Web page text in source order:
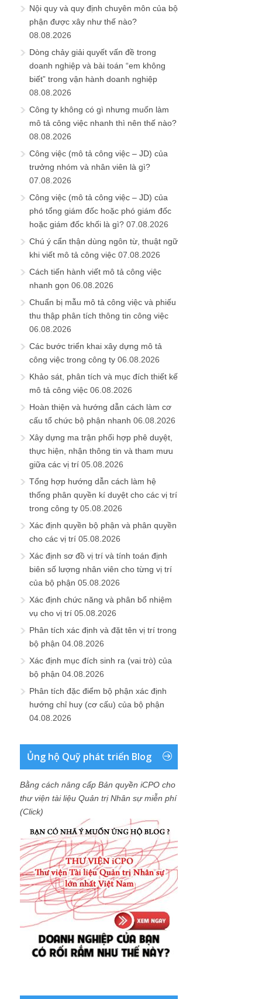
Nội quy và quy định chuyên môn của bộ
phận được xây như thế nào?
08.08.2026
Dòng chảy giải quyết vấn đề trong
doanh nghiệp và bài toán “em không
biết” trong vận hành doanh nghiệp
08.08.2026
Công ty không có gì nhưng muốn làm
mô tả công việc nhanh thì nên thế nào?
08.08.2026
Công việc (mô tả công việc – JD) của
trưởng nhóm và nhân viên là gì?
07.08.2026
Công việc (mô tả công việc – JD) của
phó tổng giám đốc hoặc phó giám đốc
hoặc giám đốc khối là gì? 07.08.2026
Chú ý cẩn thận dùng ngôn từ, thuật ngữ
khi viết mô tả công việc 07.08.2026
Cách tiến hành viết mô tả công việc
nhanh gọn 06.08.2026
Chuẩn bị mẫu mô tả công việc và phiếu
thu thập phân tích thông tin công việc
06.08.2026
Các bước triển khai xây dựng mô tả
công việc trong công ty 06.08.2026
Khảo sát, phân tích và mục đích thiết kế
mô tả công việc 06.08.2026
Hoàn thiện và hướng dẫn cách làm cơ
cấu tổ chức bộ phận nhanh 06.08.2026
Xây dựng ma trận phối hợp phê duyệt,
thực hiện, nhận thông tin và tham mưu
giữa các vị trí 05.08.2026
Tổng hợp hướng dẫn cách làm hệ
thống phân quyền kí duyệt cho các vị trí
trong công ty 05.08.2026
Xác định quyền bộ phận và phân quyền
cho các vị trí 05.08.2026
Xác định sơ đồ vị trí và tính toán định
biên số lượng nhân viên cho từng vị trí
của bộ phận 05.08.2026
Xác định chức năng và phân bổ nhiệm
vụ cho vị trí 05.08.2026
Phân tích xác định và đặt tên vị trí trong
bộ phận 04.08.2026
Xác định mục đích sinh ra (vai trò) của
bộ phận 04.08.2026
Phân tích đặc điểm bộ phận xác định
hướng chỉ huy (cơ cấu) của bộ phận
04.08.2026
Ủng hộ Quỹ phát triển Blog
Bằng cách nâng cấp Bản quyền iCPO cho
thư viện tài liệu Quản trị Nhân sự miễn phí
(Click)